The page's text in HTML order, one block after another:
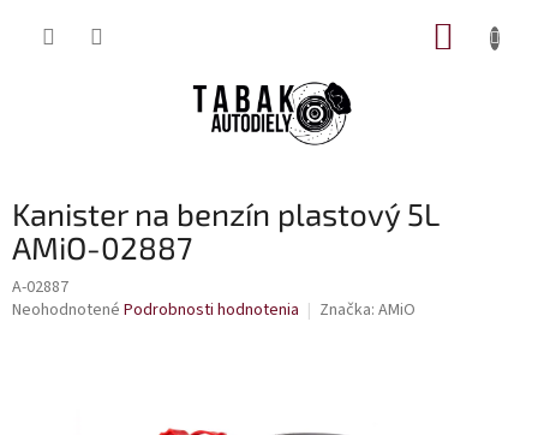
Kanister na benzín plastový 5L
AMiO-02887
A-02887
Priemerné
Neohodnotené Podrobnosti hodnotenia Značka: AMiO